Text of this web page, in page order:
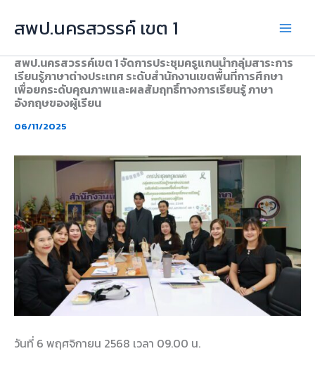
สพป.นครสวรรค์ เขต 1
สพป.นครสวรรค์เขต 1 จัดการประชุมครูแกนนำกลุ่มสาระการ
เรียนรู้ภาษาต่างประเทศ ระดับสำนักงานเขตพื้นที่การศึกษา
เพื่อยกระดับคุณภาพและผลสัมฤทธิ์ทางการเรียนรู้ ภาษา
อังกฤษของผู้เรียน
06/11/2025
วันที่ 6 พฤศจิกายน 2568 เวลา 09.00 น.